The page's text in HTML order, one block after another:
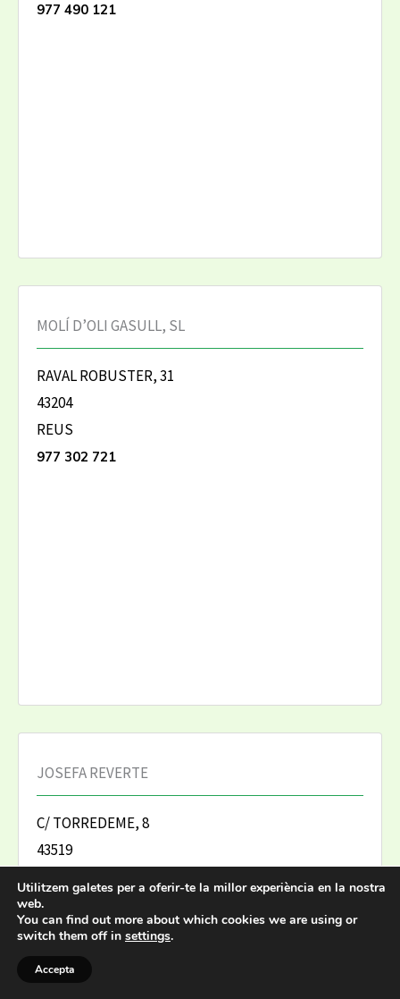
977 490 121
MOLÍ D’OLI GASULL, SL
RAVAL ROBUSTER, 31
43204
REUS
977 302 721
JOSEFA REVERTE
C/ TORREDEME, 8
43519
977 490 170
Utilitzem galetes per a oferir-te la millor experiència en la nostra
web.
You can find out more about which cookies we are using or
switch them off in settings.
Accepta